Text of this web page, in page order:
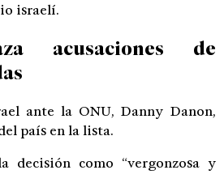
israelí.
acusaciones de
ante la ONU, Danny Danon,
país en la lista.
decisión como “vergonzosa y